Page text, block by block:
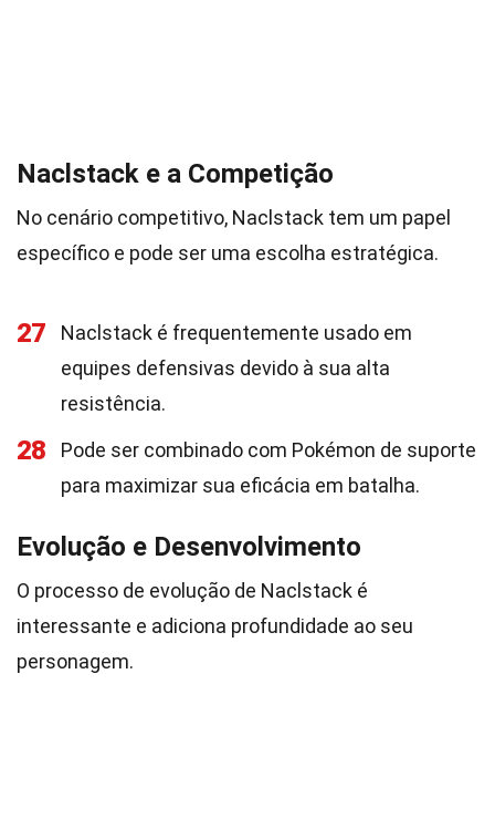
Naclstack e a Competição
No cenário competitivo, Naclstack tem um papel
específico e pode ser uma escolha estratégica.
27
Naclstack é frequentemente usado em
equipes defensivas devido à sua alta
resistência.
28
Pode ser combinado com Pokémon de suporte
para maximizar sua eficácia em batalha.
Evolução e Desenvolvimento
O processo de evolução de Naclstack é
interessante e adiciona profundidade ao seu
personagem.